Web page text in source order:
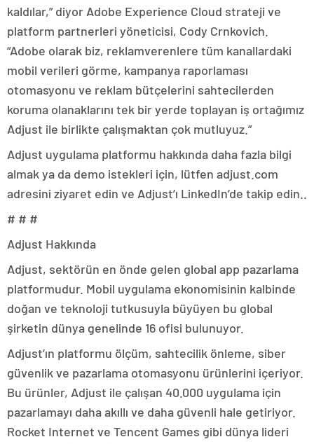
kaldılar,” diyor Adobe Experience Cloud strateji ve
platform partnerleri yöneticisi, Cody Crnkovich.
“Adobe olarak biz, reklamverenlere tüm kanallardaki
mobil verileri görme, kampanya raporlaması
otomasyonu ve reklam bütçelerini sahtecilerden
koruma olanaklarını tek bir yerde toplayan iş ortağımız
Adjust ile birlikte çalışmaktan çok mutluyuz.”
Adjust uygulama platformu hakkında daha fazla bilgi
almak ya da demo istekleri için, lütfen adjust.com
adresini ziyaret edin ve Adjust’ı LinkedIn’de takip edin..
# # #
Adjust Hakkında
Adjust, sektörün en önde gelen global app pazarlama
platformudur. Mobil uygulama ekonomisinin kalbinde
doğan ve teknoloji tutkusuyla büyüyen bu global
şirketin dünya genelinde 16 ofisi bulunuyor.
Adjust’ın platformu ölçüm, sahtecilik önleme, siber
güvenlik ve pazarlama otomasyonu ürünlerini içeriyor.
Bu ürünler, Adjust ile çalışan 40.000 uygulama için
pazarlamayı daha akıllı ve daha güvenli hale getiriyor.
Rocket Internet ve Tencent Games gibi dünya lideri